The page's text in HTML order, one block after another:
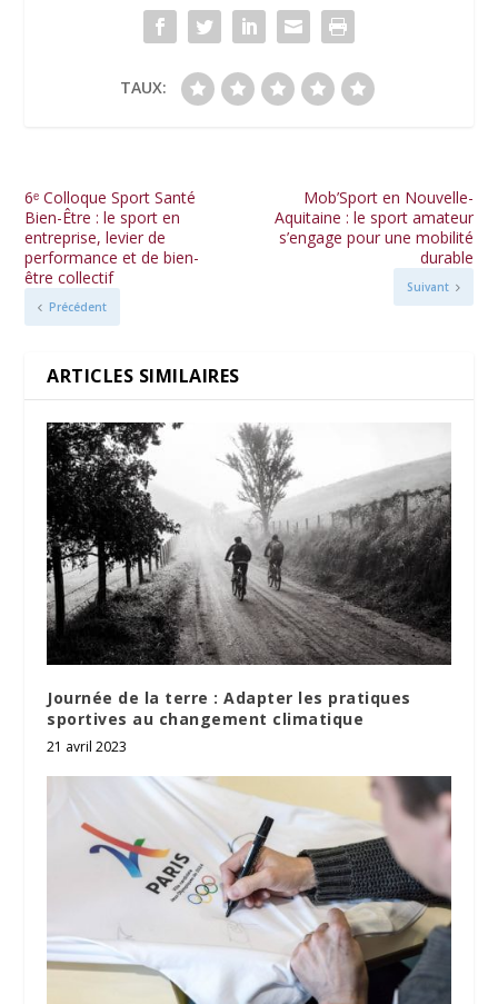
TAUX:
6ᵉ Colloque Sport Santé
Bien-Être : le sport en
entreprise, levier de
performance et de bien-
être collectif
Précédent
Mob’Sport en Nouvelle-
Aquitaine : le sport amateur
s’engage pour une mobilité
durable
Suivant
ARTICLES SIMILAIRES
Journée de la terre : Adapter les pratiques
sportives au changement climatique
21 avril 2023